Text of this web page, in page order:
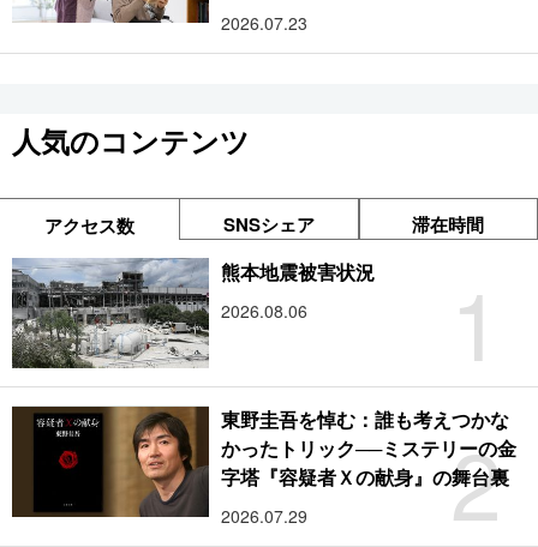
2026.07.23
人気のコンテンツ
アクセス数 SNSシェア 滞在時間
1
熊本地震被害状況
2026.08.06
2
東野圭吾を悼む：誰も考えつかな
かったトリック──ミステリーの金
字塔『容疑者Ｘの献身』の舞台裏
2026.07.29